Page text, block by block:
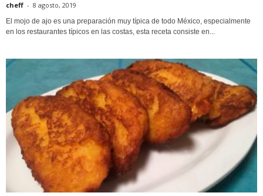
cheff - 8 agosto, 2019
El mojo de ajo es una preparación muy típica de todo México, especialmente
en los restaurantes típicos en las costas, esta receta consiste en...